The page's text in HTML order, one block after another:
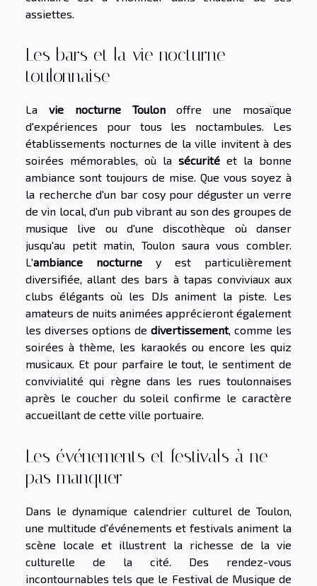
assiettes.
Les bars et la vie nocturne
toulonnaise
La vie nocturne Toulonoffre une mosaïque
d'expériences pour tous les noctambules. Les
établissements nocturnes de la ville invitent à des
soirées mémorables, où la sécurité et la bonne
ambiance sont toujours de mise. Que vous soyez à
la recherche d'un bar cosy pour déguster un verre
de vin local, d'un pub vibrant au son des groupes de
musique live ou d'une discothèque où danser
jusqu'au petit matin, Toulon saura vous combler.
L'ambiance nocturne y est particulièrement
diversifiée, allant des bars à tapas conviviaux aux
clubs élégants où les DJs animent la piste. Les
amateurs de nuits animées apprécieront également
les diverses options de divertissement, comme les
soirées à thème, les karaokés ou encore les quiz
musicaux. Et pour parfaire le tout, le sentiment de
convivialité qui règne dans les rues toulonnaises
après le coucher du soleil confirme le caractère
accueillant de cette ville portuaire.
Les événements et festivals à ne
pas manquer
Dans le dynamique calendrier culturel de Toulon,
une multitude d'événements et festivals animent la
scène locale et illustrent la richesse de la vie
culturelle de la cité. Des rendez-vous
incontournables tels que le Festival de Musique de